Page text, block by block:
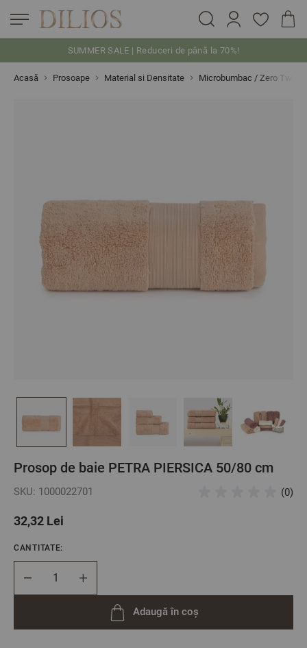
SUMMER SALE | Reduceri de până la 70%!
Acasă Prosoape Material si Densitate Microbumbac / Zero Twist
Prosop de baie PETRA PIERSICA 50/80 cm
SKU: 1000022701 (0)
32,32 Lei
CANTITATE:
Adaugă în coș